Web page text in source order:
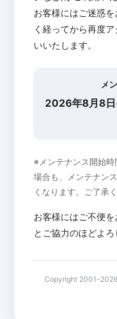
お客様にはご迷惑
く経ってから再度
いいたします。
メ
2026年8月8
※メンテナンス開始
場合も、メンテナン
くなります。ご了承く
お客様にはご不便
とご協力のほどよろ
Copyright 2001-2026